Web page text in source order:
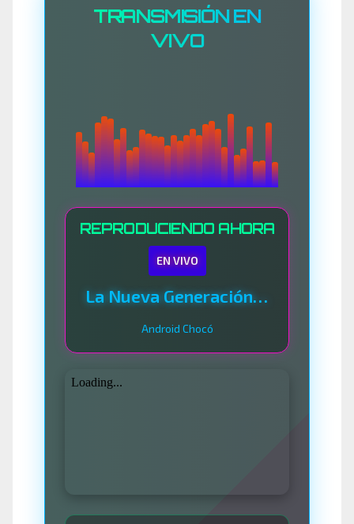
TRANSMISIÓN EN
VIVO
REPRODUCIENDO AHORA
EN VIVO
La Nueva Generación Del Sistema
Android Chocó